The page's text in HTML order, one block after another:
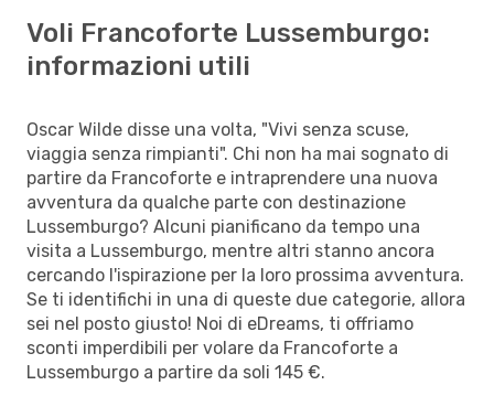
Voli Francoforte Lussemburgo:
informazioni utili
Oscar Wilde disse una volta, "Vivi senza scuse,
viaggia senza rimpianti". Chi non ha mai sognato di
partire da Francoforte e intraprendere una nuova
avventura da qualche parte con destinazione
Lussemburgo? Alcuni pianificano da tempo una
visita a Lussemburgo, mentre altri stanno ancora
cercando l'ispirazione per la loro prossima avventura.
Se ti identifichi in una di queste due categorie, allora
sei nel posto giusto! Noi di eDreams, ti offriamo
sconti imperdibili per volare da Francoforte a
Lussemburgo a partire da soli 145 €.